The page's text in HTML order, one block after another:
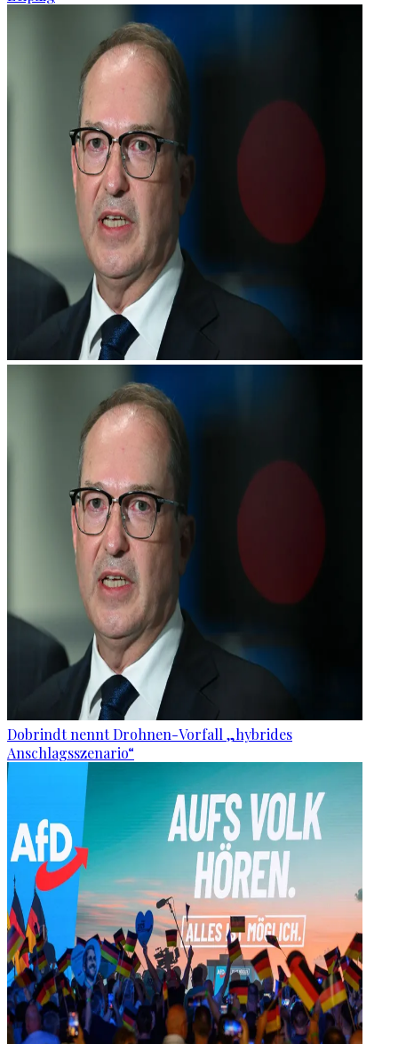
Dobrindt nennt Drohnen-Vorfall „hybrides
Anschlagsszenario“